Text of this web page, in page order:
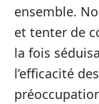
ensemble.
et tenter de
la fois
l’efficacité